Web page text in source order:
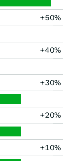
+50%
+40%
+30%
+20%
+10%